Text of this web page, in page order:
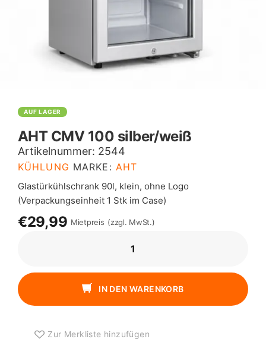
AUF LAGER
AHT CMV 100 silber/weiß
Artikelnummer: 2544
KÜHLUNG MARKE: AHT
Glastürkühlschrank 90l, klein, ohne Logo
(Verpackungseinheit 1 Stk im Case)
€29,99 Mietpreis (zzgl. MwSt.)
SILBER/WEISS M
ENGE
IN DEN WARENKORB
Zur Merkliste hinzufügen